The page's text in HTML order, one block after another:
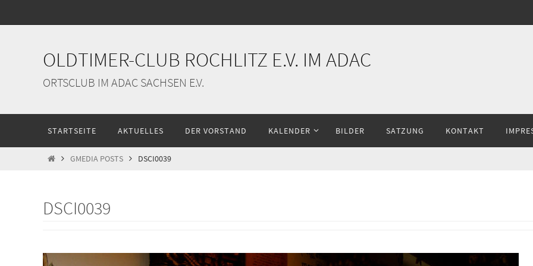
Inhalt
OLDTIMER-CLUB ROCHLITZ E.V. IM ADAC
ORTSCLUB IM ADAC SACHSEN E.V.
springen
STARTSEITE AKTUELLES DER VORSTAND KALENDER BILDER SATZUNG KONTAKT
STARTGMEDIA POSTS DSCI0039
DSCI0039